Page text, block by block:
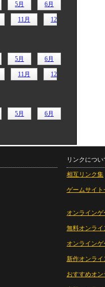
5月 6月
11月 12
5月 6月
11月 12
5月 6月
リンクについ
相互リンク集
ゲームサイト
オンラインゲ
無料オンライ
オンライン
新作オンライ
おすすめオ